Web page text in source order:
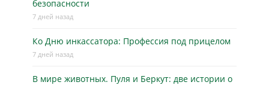
безопасности
7 дней назад
Ко Дню инкассатора: Профессия под прицелом
7 дней назад
В мире животных. Пуля и Беркут: две истории о